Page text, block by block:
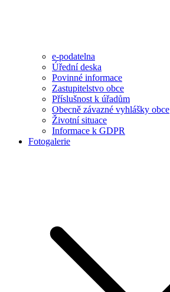
e-podatelna
Úřední deska
Povinné informace
Zastupitelstvo obce
Příslušnost k úřadům
Obecně závazné vyhlášky obce
Životní situace
Informace k GDPR
Fotogalerie